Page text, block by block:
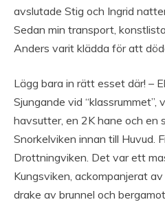
avslutade Stig och Ingrid
Sedan min transport,
Anders varit klädda för att
Lägg bara in rätt esset där! –
Sjungande vid “klassrummet”,
havsutter, en 2K hane och en
Snorkelviken innan till Huvud.
Drottningviken. Det var ett
Kungsviken, ackompanjerat
drake av brunnel och